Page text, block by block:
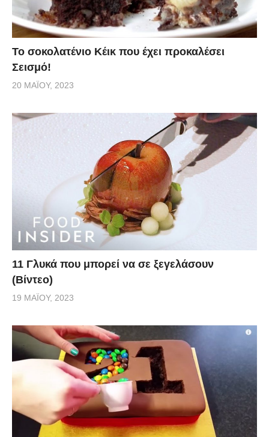
Το σοκολατένιο Κέικ που έχει προκαλέσει
Σεισμό!
20 ΜΑΪ́ΟΥ, 2023
11 Γλυκά που μπορεί να σε ξεγελάσουν
(Βίντεο)
19 ΜΑΪ́ΟΥ, 2023